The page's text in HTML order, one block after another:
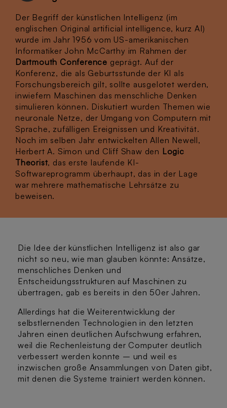
Der Begriff der künstlichen Intelligenz (im
englischen Original artificial intelligence, kurz AI)
wurde im Jahr 1956 vom US-amerikanischen
Informatiker John McCarthy im Rahmen der
Dartmouth Conference geprägt. Auf der
Konferenz, die als Geburtsstunde der KI als
Forschungsbereich gilt, sollte ausgelotet werden,
inwiefern Maschinen das menschliche Denken
simulieren können. Diskutiert wurden Themen wie
neuronale Netze, der Umgang von Computern mit
Sprache, zufälligen Ereignissen und Kreativität.
Noch im selben Jahr entwickelten Allen Newell,
Herbert A. Simon und Cliff Shaw den Logic
Theorist, das erste laufende KI-
Softwareprogramm überhaupt, das in der Lage
war mehrere mathematische Lehrsätze zu
beweisen.
Die Idee der künstlichen Intelligenz ist also gar
nicht so neu, wie man glauben könnte: Ansätze,
menschliches Denken und
Entscheidungsstrukturen auf Maschinen zu
übertragen, gab es bereits in den 50er Jahren.
Allerdings hat die Weiterentwicklung der
selbstlernenden Technologien in den letzten
Jahren einen deutlichen Aufschwung erfahren,
weil die Rechenleistung der Computer deutlich
verbessert werden konnte – und weil es
inzwischen große Ansammlungen von Daten gibt,
mit denen die Systeme trainiert werden können.